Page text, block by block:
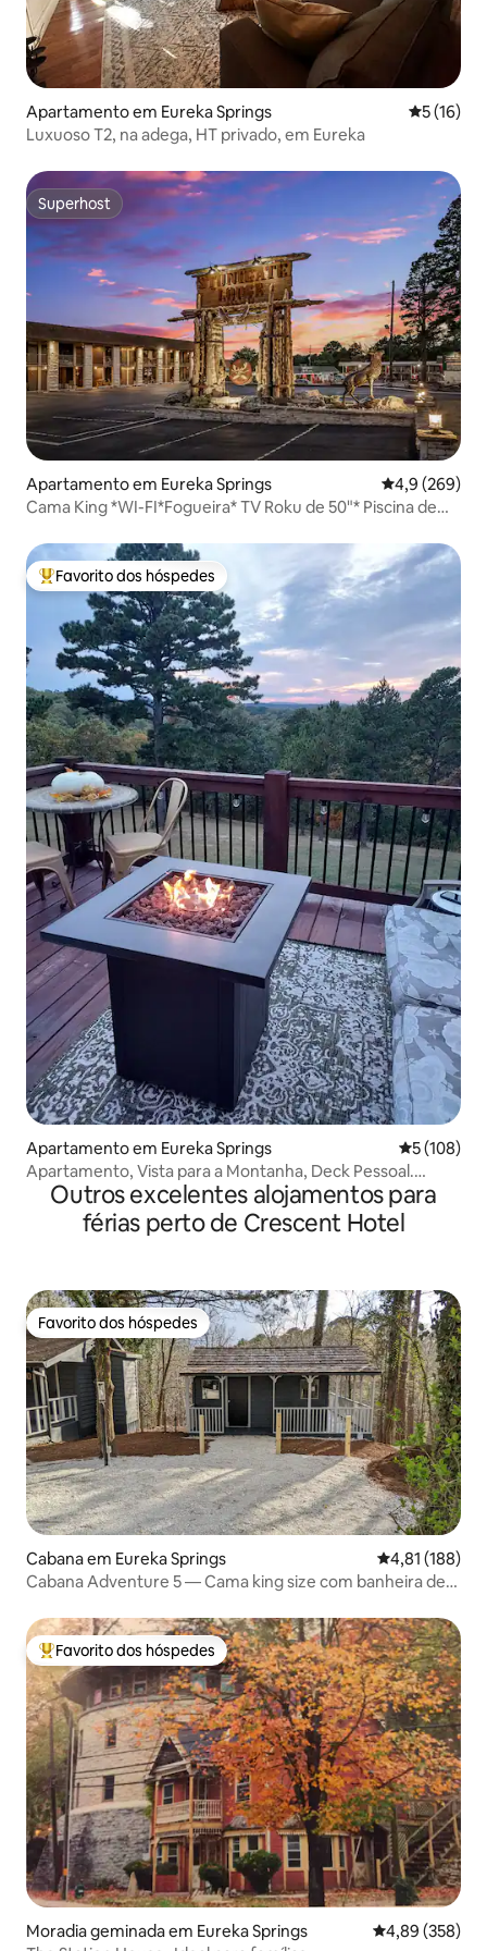
Apartamento em Eureka Springs
5 (16)
Luxuoso T2, na adega, HT privado, em Eureka
Superhost
Superhost
Apartamento em Eureka Springs Classificação
4,9 (269)
Cama King *WI-FI*Fogueira* TV Roku de 50"* Piscina de
Favoritos dos hóspedes mais apreciados
Favorito dos hóspedes
Apartamento em Eureka Springs
5 (108)
Apartamento, Vista para a Montanha, Deck Pessoal.
Eureka!
Outros excelentes alojamentos para
férias perto de Crescent Hotel
Favorito dos hóspedes
Favorito dos hóspedes
Cabana em Eureka Springs Classificação
4,81 (188)
Cabana Adventure 5 — Cama king size com banheira de
Favoritos dos hóspedes mais apreciados
Favorito dos hóspedes
Moradia geminada em Eureka Springs Classificação
4,89 (358)